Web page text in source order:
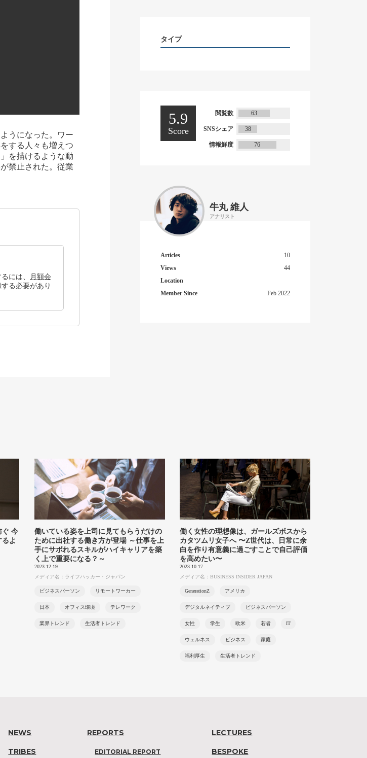
うになった。ワー
する人々も増えつ
を描けるような動
禁止された。従業
には、
月額会
する必要があり
タイプ
5.9
Score
閲覧数 63
SNSシェア 38
情報鮮度 76
牛丸 維人
アナリスト
Articles
10
Views
44
Location
Member Since
Feb 2022
ぐ 今
よ
働いている姿を上司に見てもらうだけの
ために出社する働き方が登場 ～仕事を上
手にサボれるスキルがハイキャリアを築
く上で重要になる？～
2023.12.19
メディア名：ライフハッカー・ジャパン
ビジネスパーソン リモートワーカー
日本 オフィス環境 テレワーク
業界トレンド 生活者トレンド
働く女性の理想像は、ガールズボスから
カタツムリ女子へ 〜Z世代は、日常に余
白を作り有意義に過ごすことで自己評価
を高めたい〜
2023.10.17
メディア名：BUSINESS INSIDER JAPAN
GenerationZ アメリカ
デジタルネイティブ ビジネスパーソン
女性 学生 欧米 若者 IT
ウェルネス ビジネス 家庭
福利厚生 生活者トレンド
NEWS
TRIBES
REPORTS
EDITORIAL REPORT
LECTURES
BESPOKE